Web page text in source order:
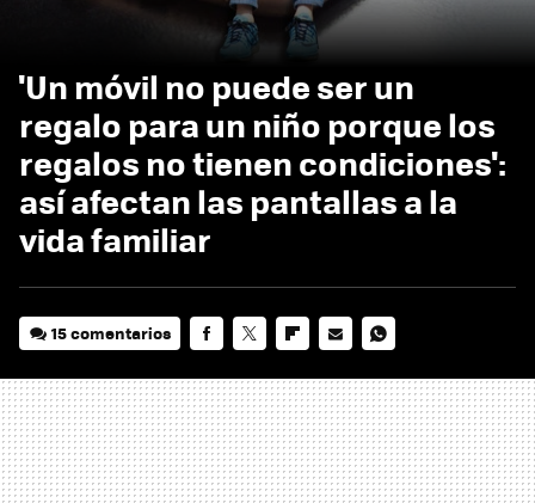
'Un móvil no puede ser un
regalo para un niño porque los
regalos no tienen condiciones':
así afectan las pantallas a la
vida familiar
15 comentarios
MAIL